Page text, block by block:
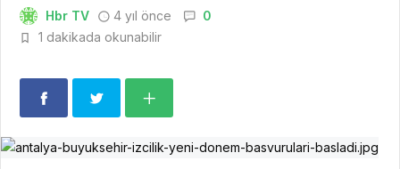
Hbr TV 4 yıl önce
0
1 dakikada okunabilir